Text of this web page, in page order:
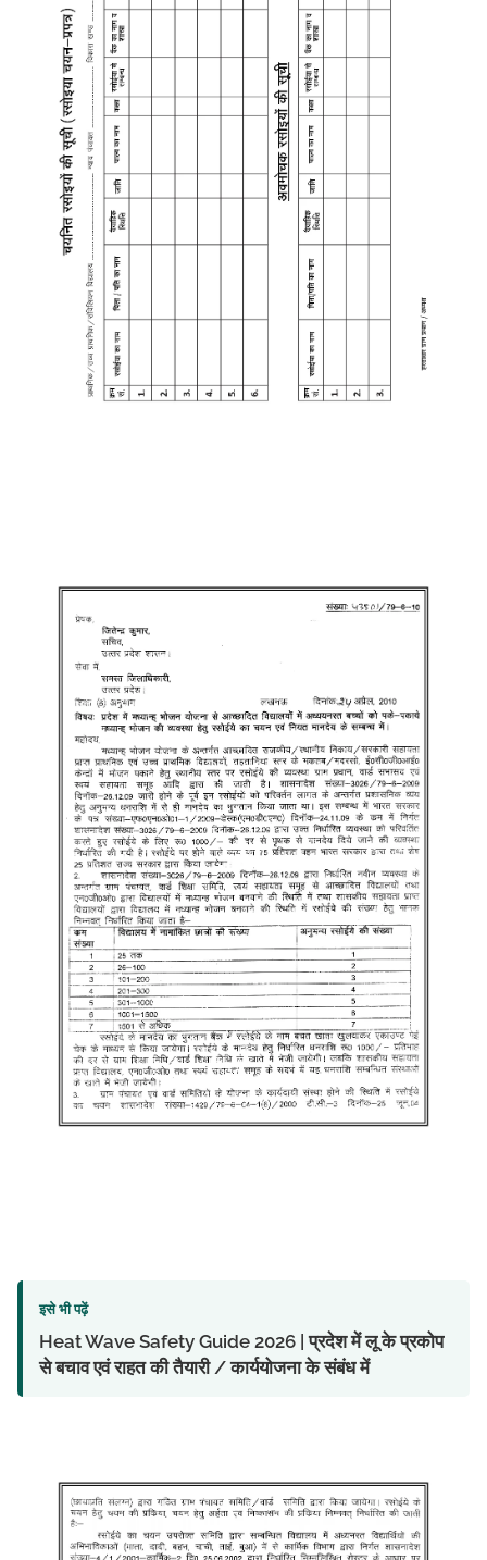
इसे भी पढ़ें
Heat Wave Safety Guide 2026 | प्रदेश में लू के प्रकोप
से बचाव एवं राहत की तैयारी / कार्ययोजना के संबंध में